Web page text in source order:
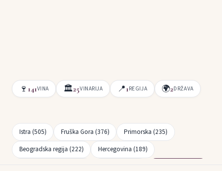
🍷 141VINA 🏛25VINARIJA 📍1REGIJA 🌍2DRŽAVA
Istra (505) Fruška Gora (376)
Primorska (235)
Beogradska regija (222)
Hercegovina (189)